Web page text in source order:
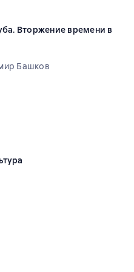
Вторжение времени в
Башков
0 на основе 0 оценок
рейтинг 0 на основе 0 оценок